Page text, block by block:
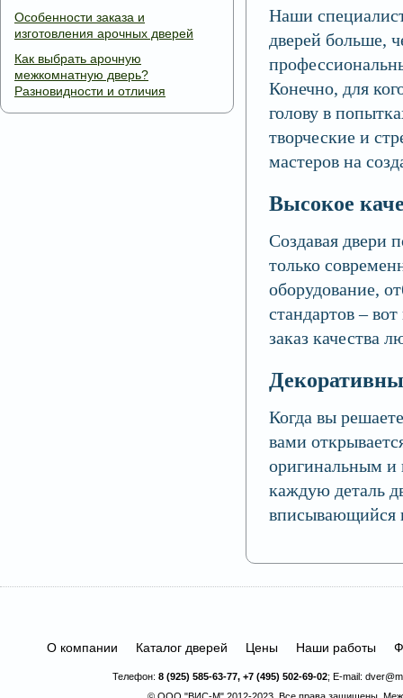
Особенности заказа и
изготовления арочных дверей
Как выбрать арочную
межкомнатную дверь?
Разновидности и отличия
Наши
дверей больше,
Конечно, для
голову в
творческие и
мастеров на
Высокое
Создавая двери
только
оборудование,
стандартов –
заказ качества
Когда вы
вами
оригинальным и
каждую деталь
вписывающийся
О компании Каталог дверей Цены Наши работы
Телефон: 8 (925) 585-63-77, +7 (495) 502-69-02; E-mail: